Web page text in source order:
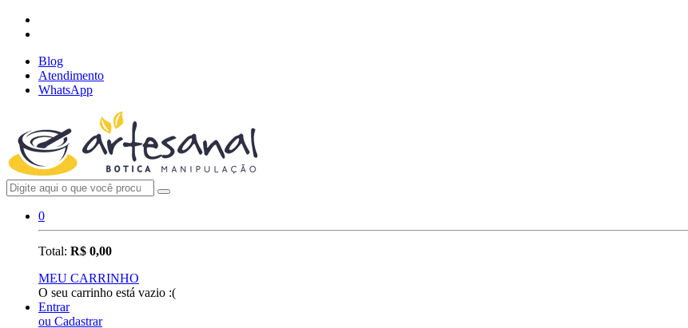
Blog
Atendimento
WhatsApp
0
Total: R$ 0,00
MEU CARRINHO
O seu carrinho está vazio :(
Entrar
ou Cadastrar